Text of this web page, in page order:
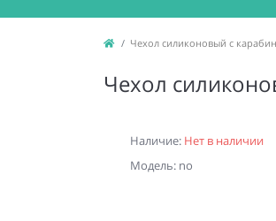
Чехол силиконовый с
Чехол
Наличие: Нет в наличии
Модель: no